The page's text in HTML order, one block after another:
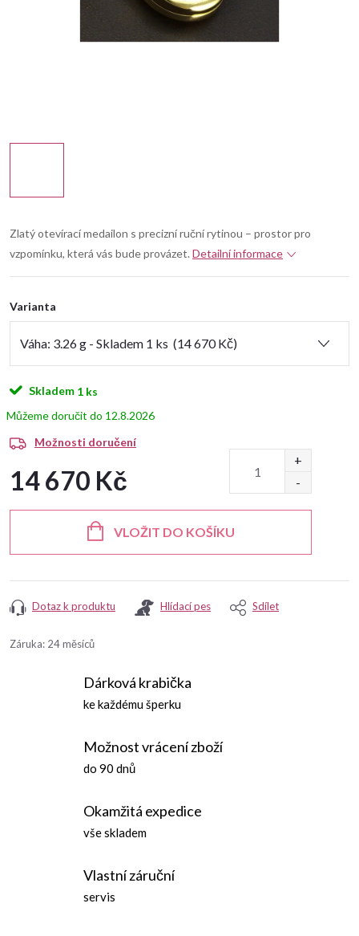
Zlatý otevírací medailon s precizní ruční rytinou – prostor pro
vzpomínku, která vás bude provázet. Detailní informace
Varianta
Skladem 1 ks
12.8.2026
Možnosti doručení
14 670 Kč
VLOŽIT DO KOŠÍKU
Dotaz k produktu Hlídací pes Sdílet
Záruka: 24 měsíců
Dárková krabička
ke každému šperku
Možnost vrácení zboží
do 90 dnů
Okamžitá expedice
vše skladem
Vlastní záruční
servis